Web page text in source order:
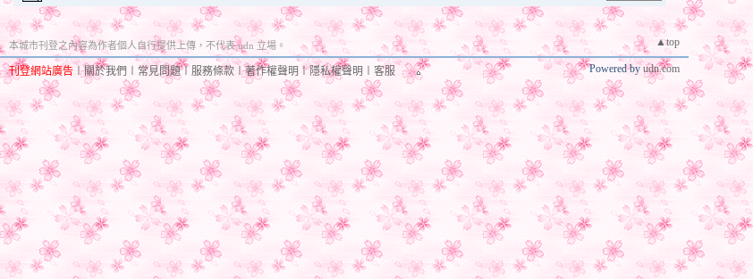
▲top
本城市刊登之內容為作者個人自行提供上傳，不代表 udn 立場。
刊登網站廣告 ︱關於我們 常見問題︱ 服務條款 ︱著作權聲明 ︱隱私權聲明 客服 Powered byudn.com